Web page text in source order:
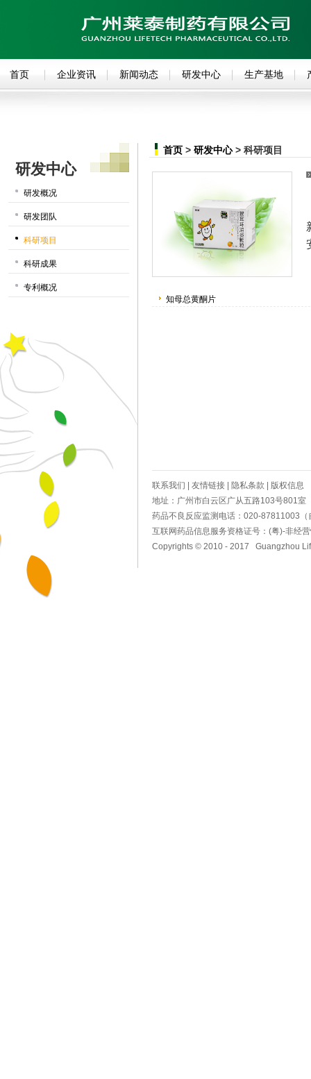
首页 企业资讯 新闻动态 研发中心 生产基地
研发中心
研发概况
研发团队
科研项目
科研成果
专利概况
首页 > 研发中心> 科研项目
知母总黄酮片
联系我们 友情链接 隐私条款
版权信息
地址：广州市白云区广从五路103号
药品不良反应监测电话：020-87811003
互联网药品信息服务资格证号：(粤)-非经
Copyrights © 2010 - 2017 Guangzhou